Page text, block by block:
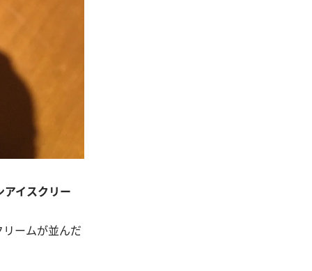
アイスクリー
ームが並んだ